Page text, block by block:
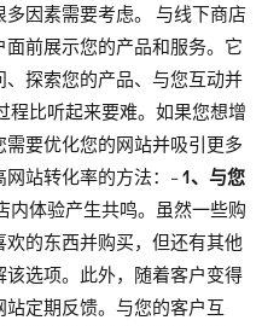
因素需要考虑。 与线下商店
前展示您的产品和服务。它
探索您的产品、与您互动并
程比听起来要难。如果您想增
要优化您的网站并吸引更多
网站转化率的方法：-1、与您
内体验产生共鸣。虽然一些购
的东西并购买，但还有其他
选项。此外，随着客户变得
定期反馈。与您的客户互